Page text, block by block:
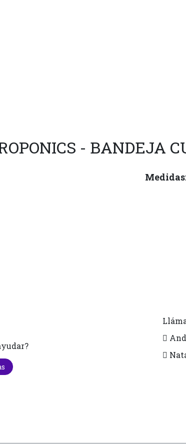
- BANDEJA